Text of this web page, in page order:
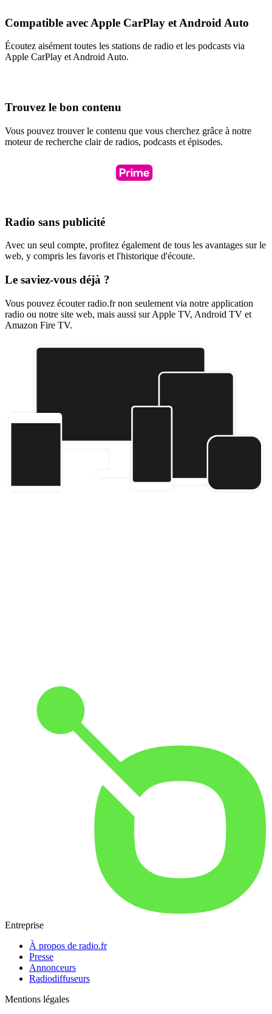
Compatible avec Apple CarPlay et Android Auto
Écoutez aisément toutes les stations de radio et les podcasts via
Apple CarPlay et Android Auto.
Trouvez le bon contenu
Vous pouvez trouver le contenu que vous cherchez grâce à notre
moteur de recherche clair de radios, podcasts et épisodes.
Radio sans publicité
Avec un seul compte, profitez également de tous les avantages sur le
web, y compris les favoris et l'historique d'écoute.
Le saviez-vous déjà ?
Vous pouvez écouter radio.fr non seulement via notre application
radio ou notre site web, mais aussi sur Apple TV, Android TV et
Amazon Fire TV.
Entreprise
À propos de radio.fr
Presse
Annonceurs
Radiodiffuseurs
Mentions légales